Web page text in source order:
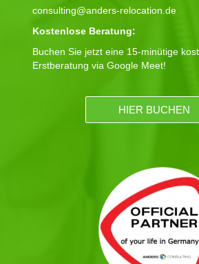
consulting@anders-relocation.de
Kostenlose Beratung:
Buchen Sie jetzt eine 15-minütige
Erstberatung via Google Meet!
HIER BUCHEN